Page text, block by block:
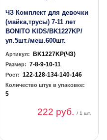
ЧЗ Комплект для девочки
(майка,трусы) 7-11 лет
BONITO KIDS/BK1227KP/
уп.5шт./меш.600шт.
Артикул: BK1227KP(ЧЗ)
Размер: 7-8-9-10-11
Рост: 122-128-134-140-146
Количество штук в упаковке:
5
222 руб./ 1 шт.